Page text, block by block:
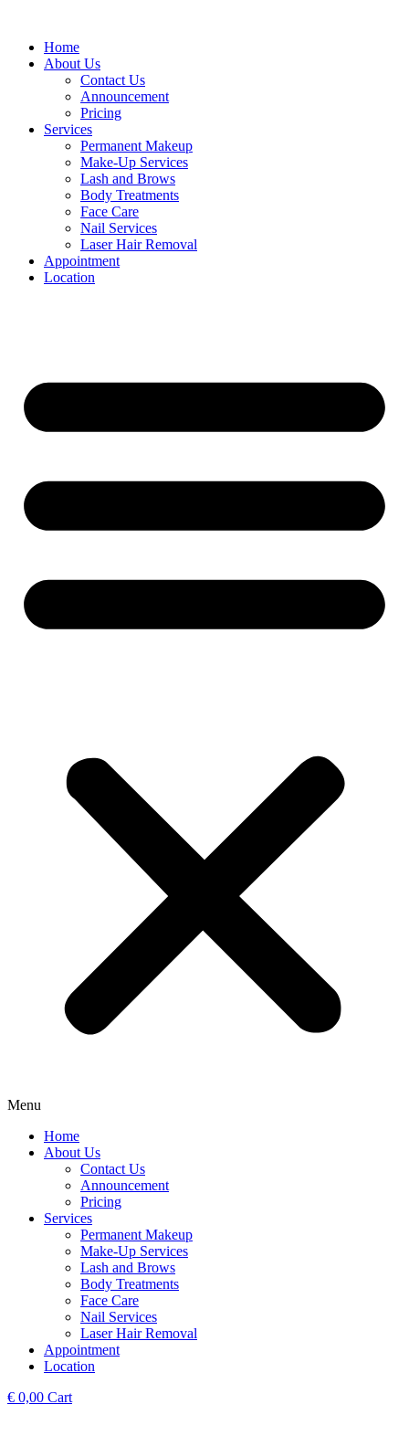
Home
About Us
Contact Us
Announcement
Pricing
Services
Permanent Makeup
Make-Up Services
Lash and Brows
Body Treatments
Face Care
Nail Services
Laser Hair Removal
Appointment
Location
Menu
Home
About Us
Contact Us
Announcement
Pricing
Services
Permanent Makeup
Make-Up Services
Lash and Brows
Body Treatments
Face Care
Nail Services
Laser Hair Removal
Appointment
Location
€ 0,00 Cart